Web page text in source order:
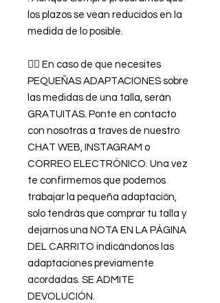
los plazos se vean reducidos en la
medida de lo posible.
👉🏿 En caso de que necesites
PEQUEÑAS ADAPTACIONES sobre
las medidas de una talla, serán
GRATUITAS. Ponte en contacto
con nosotras a traves de nuestro
CHAT WEB, INSTAGRAM o
CORREO ELECTRÓNICO. Una vez
te confirmemos que podemos
trabajar la pequeña adaptación,
solo tendrás que comprar tu talla y
dejarnos una NOTA EN LA PÁGINA
DEL CARRITO indicándonos las
adaptaciones previamente
acordadas. SE ADMITE
DEVOLUCIÓN.